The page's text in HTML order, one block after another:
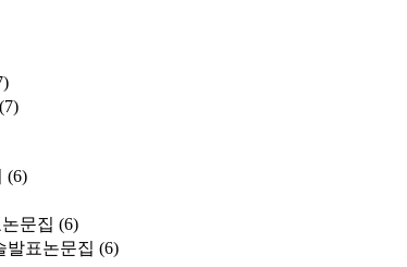
(7)
(6)
문집 (6)
발표논문집 (6)